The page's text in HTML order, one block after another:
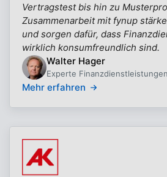
Vertragstest bis hin zu
Zusammenarbeit mit fynup
und sorgen dafür, dass
wirklich konsumfreundlich sind.
Walter Hager
Experte
Mehr erfahren